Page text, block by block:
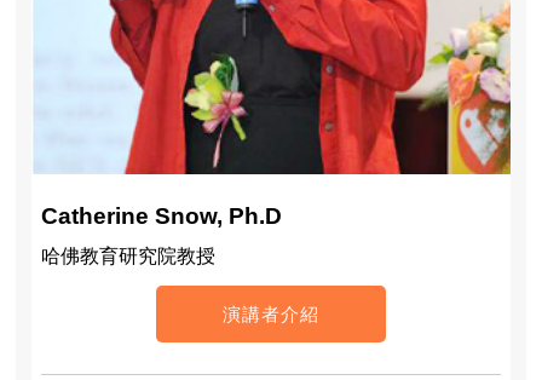
Catherine Snow, Ph.D
哈佛教育研究院教授
演講者介紹